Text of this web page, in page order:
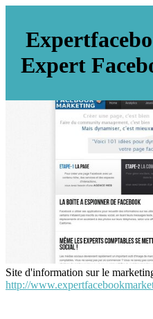
Expert
Site d'information sur le
http://